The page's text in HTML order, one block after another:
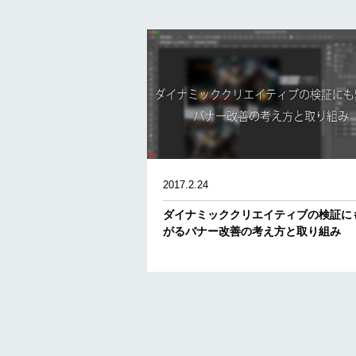
2017.2.24
ダイナミッククリエイティブの検証に
がるバナー改善の考え方と取り組み